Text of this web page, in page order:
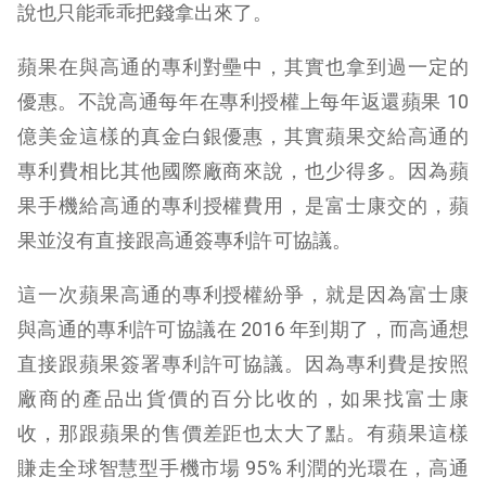
說也只能乖乖把錢拿出來了。
蘋果在與高通的專利對壘中，其實也拿到過一定的
優惠。不說高通每年在專利授權上每年返還蘋果 10
億美金這樣的真金白銀優惠，其實蘋果交給高通的
專利費相比其他國際廠商來說，也少得多。因為蘋
果手機給高通的專利授權費用，是富士康交的，蘋
果並沒有直接跟高通簽專利許可協議。
這一次蘋果高通的專利授權紛爭，就是因為富士康
與高通的專利許可協議在 2016 年到期了，而高通想
直接跟蘋果簽署專利許可協議。因為專利費是按照
廠商的產品出貨價的百分比收的，如果找富士康
收，那跟蘋果的售價差距也太大了點。有蘋果這樣
賺走全球智慧型手機市場 95% 利潤的光環在，高通